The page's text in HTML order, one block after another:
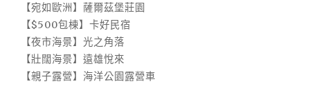
【宛如歐洲】薩爾茲堡莊園
【$500包棟】卡好民宿
【夜市海景】光之角落
【壯闊海景】遠雄悅來
【親子露營】海洋公園露營車